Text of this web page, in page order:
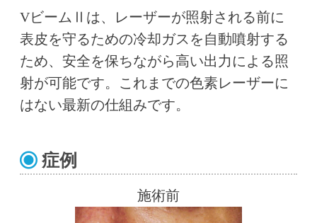
VビームⅡは、レーザーが照射される前に
表皮を守るための冷却ガスを自動噴射する
ため、安全を保ちながら高い出力による照
射が可能です。これまでの色素レーザーに
はない最新の仕組みです。
症例
施術前